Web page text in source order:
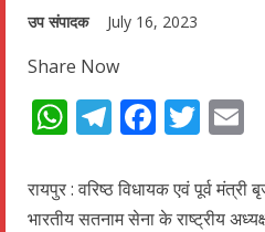
उप संपादक July 16, 2023
Share Now
WhatsApp
Telegram
रायपुर : वरिष्ठ विधायक एवं पूर्व
भारतीय सतनाम सेना के राष्ट्रीय